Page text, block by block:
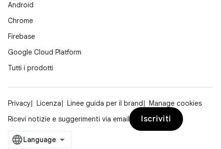
Android
Chrome
Firebase
Google Cloud Platform
Tutti i prodotti
Privacy Licenza Linee guida per il brand
Manage cookies
Ricevi notizie e suggerimenti via email
Iscriviti